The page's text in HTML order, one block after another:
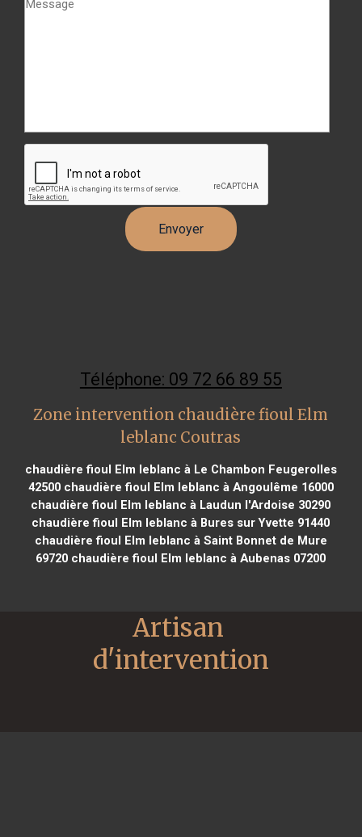
Téléphone: 09 72 66 89 55
Zone intervention chaudière fioul Elm
leblanc Coutras
chaudière fioul Elm leblanc à Le Chambon Feugerolles
42500chaudière fioul Elm leblanc à Angoulême 16000
chaudière fioul Elm leblanc à Laudun l'Ardoise 30290
chaudière fioul Elm leblanc à Bures sur Yvette 91440
chaudière fioul Elm leblanc à Saint Bonnet de Mure
69720 chaudière fioul Elm leblanc à Aubenas 07200
Artisan
d'intervention